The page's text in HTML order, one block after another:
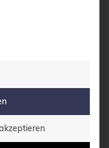
und
decken
kritisch